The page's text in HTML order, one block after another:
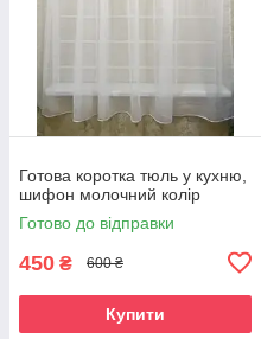
Готова коротка тюль у кухню,
шифон молочний колір
Готово до відправки
450 ₴ 600 ₴
Купити